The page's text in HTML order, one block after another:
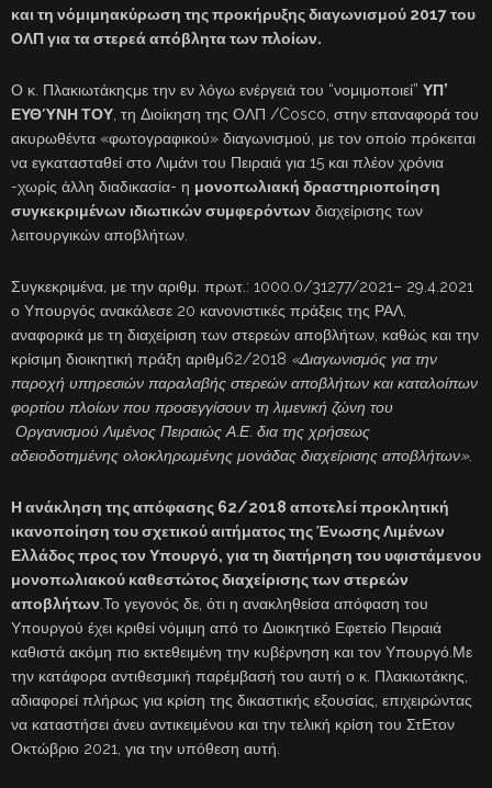
και τη νόμιμηακύρωση της προκήρυξης διαγωνισμού 2017 του
ΟΛΠ για τα στερεά απόβλητα των πλοίων.
Ο κ. Πλακιωτάκηςμε την εν λόγω ενέργειά του “νομιμοποιεί” ΥΠ’
ΕΥΘΎΝΗ ΤΟΥ , τη Διοίκηση της ΟΛΠ /Cosco, στην επαναφορά του
ακυρωθέντα «φωτογραφικού» διαγωνισμού, με τον οποίο πρόκειται
να εγκατασταθεί στο Λιμάνι του Πειραιά για 15 και πλέον χρόνια
-χωρίς άλλη διαδικασία- η μονοπωλιακή δραστηριοποίηση
συγκεκριμένων ιδιωτικών συμφερόντων διαχείρισης των
λειτουργικών αποβλήτων.
Συγκεκριμένα, με την αριθμ. πρωτ.: 1000.0/31277/2021– 29.4.2021
ο Υπουργός ανακάλεσε 20 κανονιστικές πράξεις της ΡΑΛ,
αναφορικά με τη διαχείριση των στερεών αποβλήτων, καθώς και την
κρίσιμη διοικητική πράξη αριθμ62/2018 «Διαγωνισμός για την
παροχή υπηρεσιών παραλαβής στερεών αποβλήτων και καταλοίπων
φορτίου πλοίων που προσεγγίσουν τη λιμενική ζώνη του
Οργανισμού Λιμένος Πειραιώς Α.Ε. δια της χρήσεως
αδειοδοτημένης ολοκληρωμένης μονάδας διαχείρισης αποβλήτων».
Η ανάκληση της απόφασης 62/2018 αποτελεί προκλητική
ικανοποίηση του σχετικού αιτήματος της Ένωσης Λιμένων
Ελλάδος προς τον Υπουργό, για τη διατήρηση του υφιστάμενου
μονοπωλιακού καθεστώτος διαχείρισης των στερεών
αποβλήτων .Το γεγονός δε, ότι η ανακληθείσα απόφαση του
Υπουργού έχει κριθεί νόμιμη από το Διοικητικό Εφετείο Πειραιά
καθιστά ακόμη πιο εκτεθειμένη την κυβέρνηση και τον Υπουργό.Με
την κατάφορα αντιθεσμική παρέμβασή του αυτή ο κ. Πλακιωτάκης,
αδιαφορεί πλήρως για κρίση της δικαστικής εξουσίας, επιχειρώντας
να καταστήσει άνευ αντικειμένου και την τελική κρίση του ΣτΕτον
Οκτώβριο 2021, για την υπόθεση αυτή.